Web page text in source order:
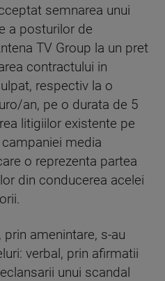
semnarea unui
a posturilor de
TV Group la un pret
contractului in
respectiv la o
an, pe o durata de 5
litigiilor existente pe
media
o reprezenta partea
din conducerea acelei
amenintare, s-au
verbal, prin afirmatii
unui scandal